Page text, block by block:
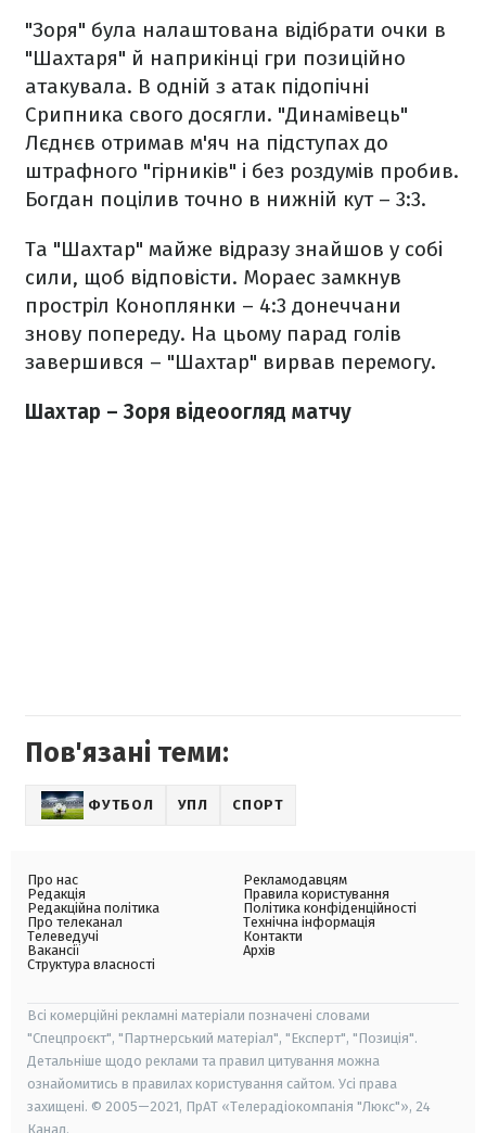
"Зоря" була налаштована відібрати очки в
"Шахтаря" й наприкінці гри позиційно
атакувала. В одній з атак підопічні
Срипника свого досягли. "Динамівець"
Лєднєв отримав м'яч на підступах до
штрафного "гірників" і без роздумів пробив.
Богдан поцілив точно в нижній кут – 3:3.
Та "Шахтар" майже відразу знайшов у собі
сили, щоб відповісти. Мораес замкнув
простріл Коноплянки – 4:3 донеччани
знову попереду. На цьому парад голів
завершився – "Шахтар" вирвав перемогу.
Шахтар – Зоря відеоогляд матчу
Пов'язані теми:
ФУТБОЛ УПЛ СПОРТ
Про нас
Редакція
Редакційна політика
Про телеканал
Телеведучі
Вакансії
Структура власності
Рекламодавцям
Правила користування
Політика конфіденційності
Технічна інформація
Контакти
Архів
Всі комерційні рекламні матеріали позначені словами
"Спецпроєкт", "Партнерський матеріал", "Експерт", "Позиція".
Детальніше щодо реклами та правил цитування можна
ознайомитись в правилах користування сайтом. Усі права
захищені. © 2005—2021, ПрАТ «Телерадіокомпанія "Люкс"», 24
Канал.